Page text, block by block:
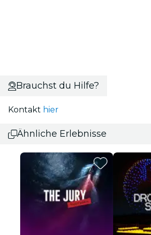
Brauchst du Hilfe?
Kontakt hier
Ähnliche Erlebnisse